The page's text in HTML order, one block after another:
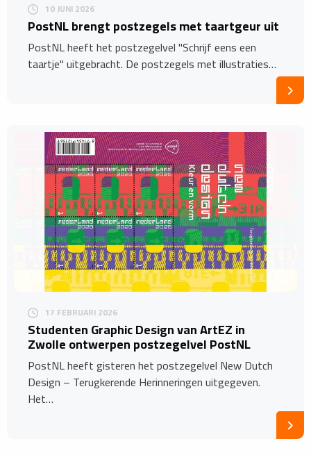
10 JUNI 2026
PostNL brengt postzegels met taartgeur uit
PostNL heeft het postzegelvel "Schrijf eens een
taartje" uitgebracht. De postzegels met illustraties…
17 FEBRUARI 2026
Studenten Graphic Design van ArtEZ in
Zwolle ontwerpen postzegelvel PostNL
PostNL heeft gisteren het postzegelvel New Dutch
Design – Terugkerende Herinneringen uitgegeven.
Het…